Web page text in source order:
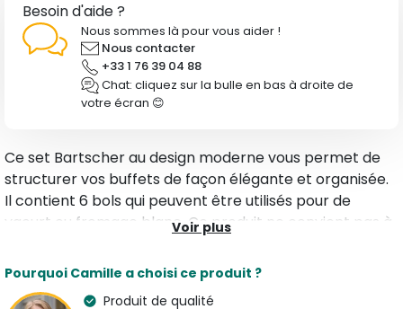
Besoin d'aide ?
Nous sommes là pour vous aider !
Nous contacter
+33 1 76 39 04 88
Chat: cliquez sur la bulle en bas à droite de
votre écran 😊
Ce set Bartscher au design moderne vous permet de
structurer vos buffets de façon élégante et organisée.
Il contient 6 bols qui peuvent être utilisés pour de
yaourt ou fromage blanc. Ce produit ne convient pas à
En savoir plus :Bartscher Tous nos Accessoires café et thé
Voir plus
Pourquoi Camille a choisi ce produit ?
Produit de qualité